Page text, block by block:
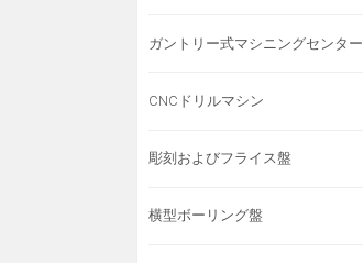
ガントリー式マシニングセンター
CNCドリルマシン
彫刻およびフライス盤
横型ボーリング盤